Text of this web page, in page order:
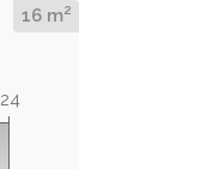
16 m2
24